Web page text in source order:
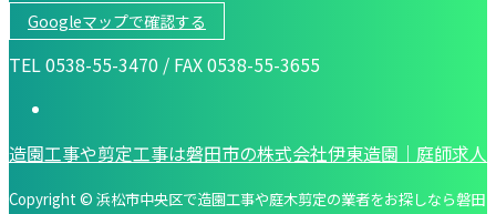
Googleマップで確認する
TEL 0538-55-3470 / FAX 0538-55-3655
造園工事や剪定工事は磐田市の株式会社伊東造園｜庭師求人
Copyright © 浜松市中央区で造園工事や庭木剪定の業者をお探しなら磐田